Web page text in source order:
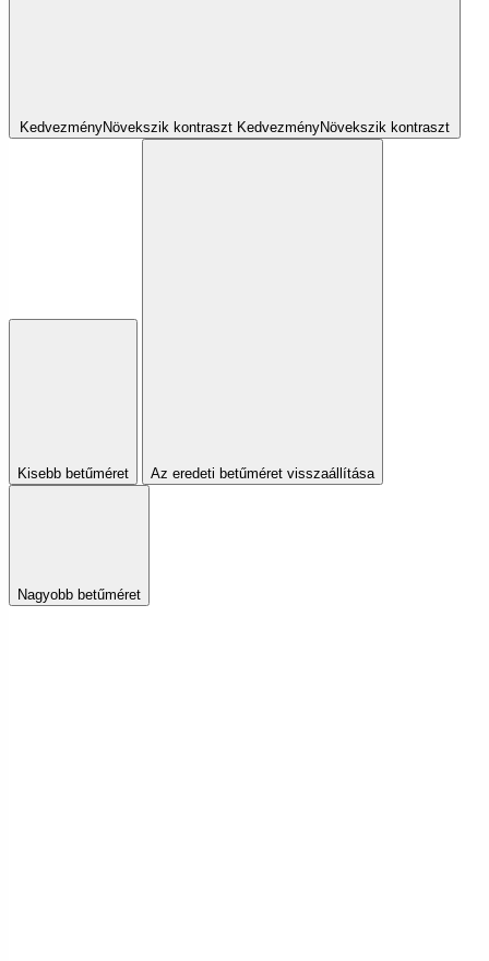
KedvezményNövekszik kontraszt KedvezményNövekszik kontraszt
Kisebb betűméret Az eredeti betűméret visszaállítása
Nagyobb betűméret